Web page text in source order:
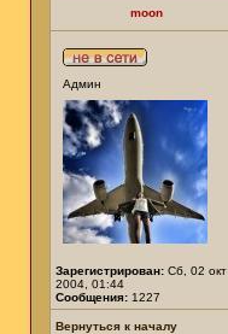
moon
Админ
Зарегистрирован: Сб, 02 окт
2004, 01:44
Сообщения: 1227
Вернуться к началу